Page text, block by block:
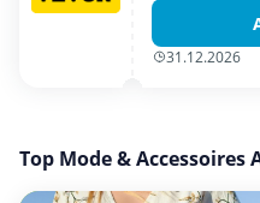
31.12.2026
Top Mode & Accessoires